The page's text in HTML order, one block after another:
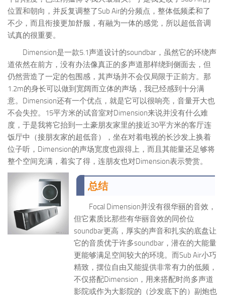
位置和朝向，并反复调整了Sub Air的分频点，整体低频柔和了
不少，而且衔接更加舒服，有融为一体的感觉，所以超低音调
试真的很重要。
Dimension是一款5.1声道设计的soundbar，虽然它的环绕声
道依然在前方，没有办法像真正的多声道那样绕到侧面去，但
仍然营造了一定的包围感，其声场并不会仅局限于正前方。那
1.2m的身长可以做到宽阔而立体的声场，我已经感到十分满
意。Dimension还有一个优点，就是它可以很响亮，音量开大也
不会失控。15平方米的试音室对Dimension来说并没有什么难
度，于是我将它抬到一土豪朋友家里的接近30平方米的客厅连
饭厅中（接朋友家的超低音），坐在对着电视的长沙发上换着
位子听，Dimension的声场宽度也跟得上，而且其能量还足够将
整个空间充满，着实了得，连朋友也对Dimension表示赞赏。
总结
Focal Dimension并没有很华丽的音效，
但它素质比那些有华丽音效的同价位
soundbar更高，厚实的声音和扎实的底盘让
它的音质优于许多soundbar，潜在的大能量
更能够满足空间较大的环境。而Sub Air小巧
精致，摆位自由又能提供非常有力的低频，
不仅搭配Dimension，用来搭配时尚多声道
影院或作为大影院的（沙发底下的）副炮也